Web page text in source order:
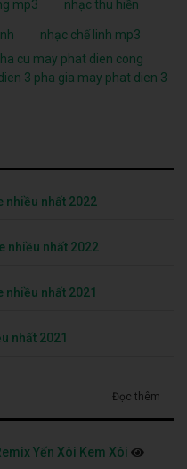
mp3 nhạc thu hiền
nhạc chế linh mp3
cu may phat dien cong
3 pha gia may phat dien 3
nhiều nhất 2022
nhiều nhất 2022
nhiều nhất 2021
nhất 2021
Đọc thêm
Yến Xôi Kem Xôi